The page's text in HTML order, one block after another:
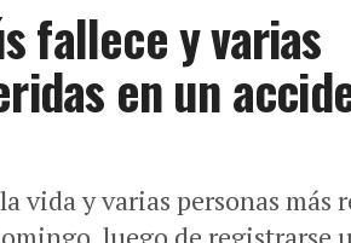
fallece y varias
en un
vida y varias personas más